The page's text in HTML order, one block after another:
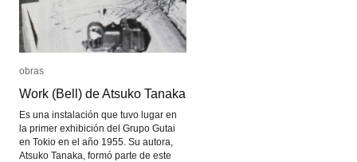
obras
Work (Bell) de Atsuko Tanaka
Es una instalación que tuvo lugar en
la primer exhibición del Grupo Gutai
en Tokio en el año 1955. Su autora,
Atsuko Tanaka, formó parte de este
obras
Work (Bell) de Atsuko Tanaka